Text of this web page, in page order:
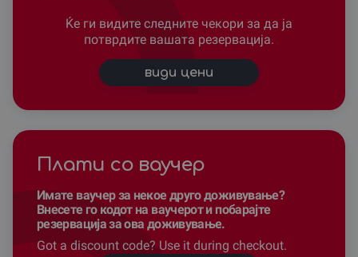
Твоето следно големо откритие е само на неколку
клика растојание – купи го совршениот сет сега и
создади приказна за која долго ќе се зборува.
Ќе ги видите следните чекори за да ја
потврдите вашата резервација.
види цени
Плати со ваучер
Имате ваучер за некое друго доживување?
Внесете го кодот на ваучерот и побарајте
резервација за ова доживување.
Got a discount code? Use it during checkout.